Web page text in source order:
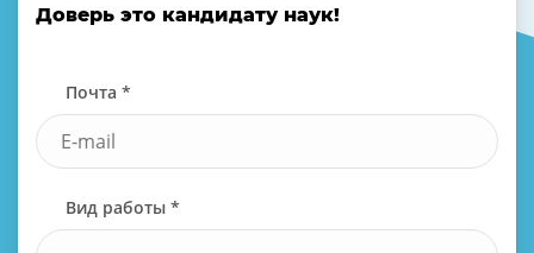
Доверь это кандидату наук!
Почта *
Вид работы *